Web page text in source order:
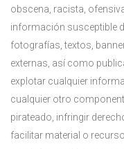
obscena, racista,
información susceptible
fotografías, textos,
externas, así como
explotar cualquier
cualquier otro
pirateado, infringir
facilitar material o